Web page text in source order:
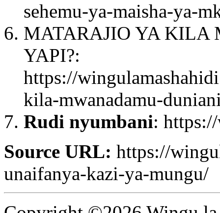
sehemu-ya-maisha-ya-
MATARAJIO YA
YAPI?:
https://
kila-mwanadamu-
Rudi nyumbani:
Source URL: https://
unaifanya-kazi-ya-mungu/